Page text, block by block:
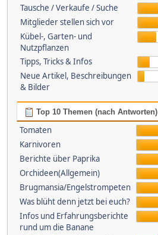
Tausche / Verkaufe / Suche
Mitglieder stellen sich vor
Kübel-, Garten- und
Nutzpflanzen
Tipps, Tricks & Infos
Neue Artikel, Beschreibungen
& Bilder
Top 10 Themen (nach Antworten)
Tomaten
Karnivoren
Berichte über Paprika
Orchideen(Allgemein)
Brugmansia/Engelstrompeten
Was blüht denn jetzt bei euch?
Infos und Erfahrungsberichte
rund um die Banane